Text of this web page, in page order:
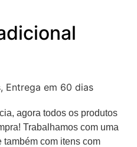
, Entrega em 60 dias
agora todos os produtos
Trabalhamos com uma
também com itens com